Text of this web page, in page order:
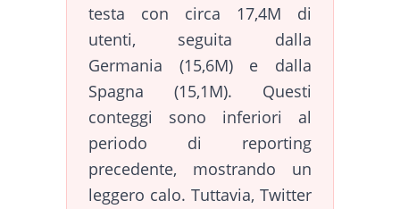
testa con circa 17,4M di
utenti, seguita dalla
Germania (15,6M) e dalla
Spagna (15,1M). Questi
conteggi sono inferiori al
periodo di reporting
precedente, mostrando un
leggero calo. Tuttavia, Twitter